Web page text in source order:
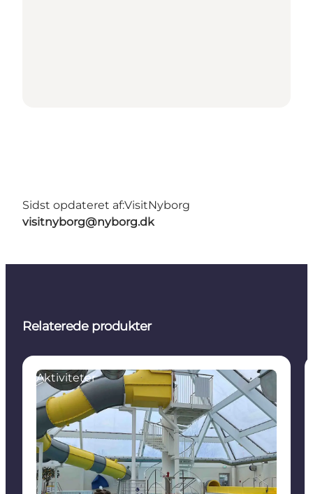
Sidst opdateret af:VisitNyborg
visitnyborg@nyborg.dk
Relaterede produkter
Aktiviteter